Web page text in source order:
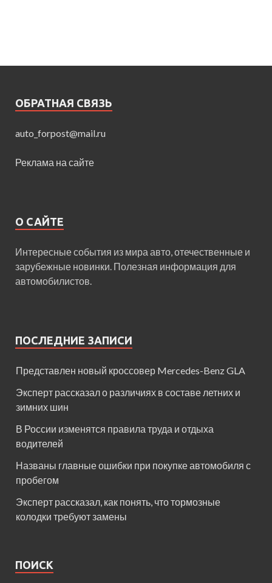
ОБРАТНАЯ СВЯЗЬ
auto_forpost@mail.ru
Реклама на сайте
О САЙТЕ
Интересные события из мира авто, отечественные и
зарубежные новинки. Полезная информация для
автомобилистов.
ПОСЛЕДНИЕ ЗАПИСИ
Представлен новый кроссовер Mercedes-Benz GLA
Эксперт рассказал о различиях в составе летних и
зимних шин
В России изменятся правила труда и отдыха
водителей
Названы главные ошибки при покупке автомобиля с
пробегом
Эксперт рассказал, как понять, что тормозные
колодки требуют замены
ПОИСК